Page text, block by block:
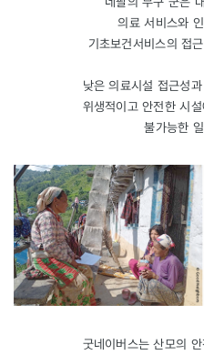
의료 서비스와
기초보건서비스의 접
낮은 의료시설 접근성
위생적이고 안전한 시
불가능한
굿네이버스는 산모의